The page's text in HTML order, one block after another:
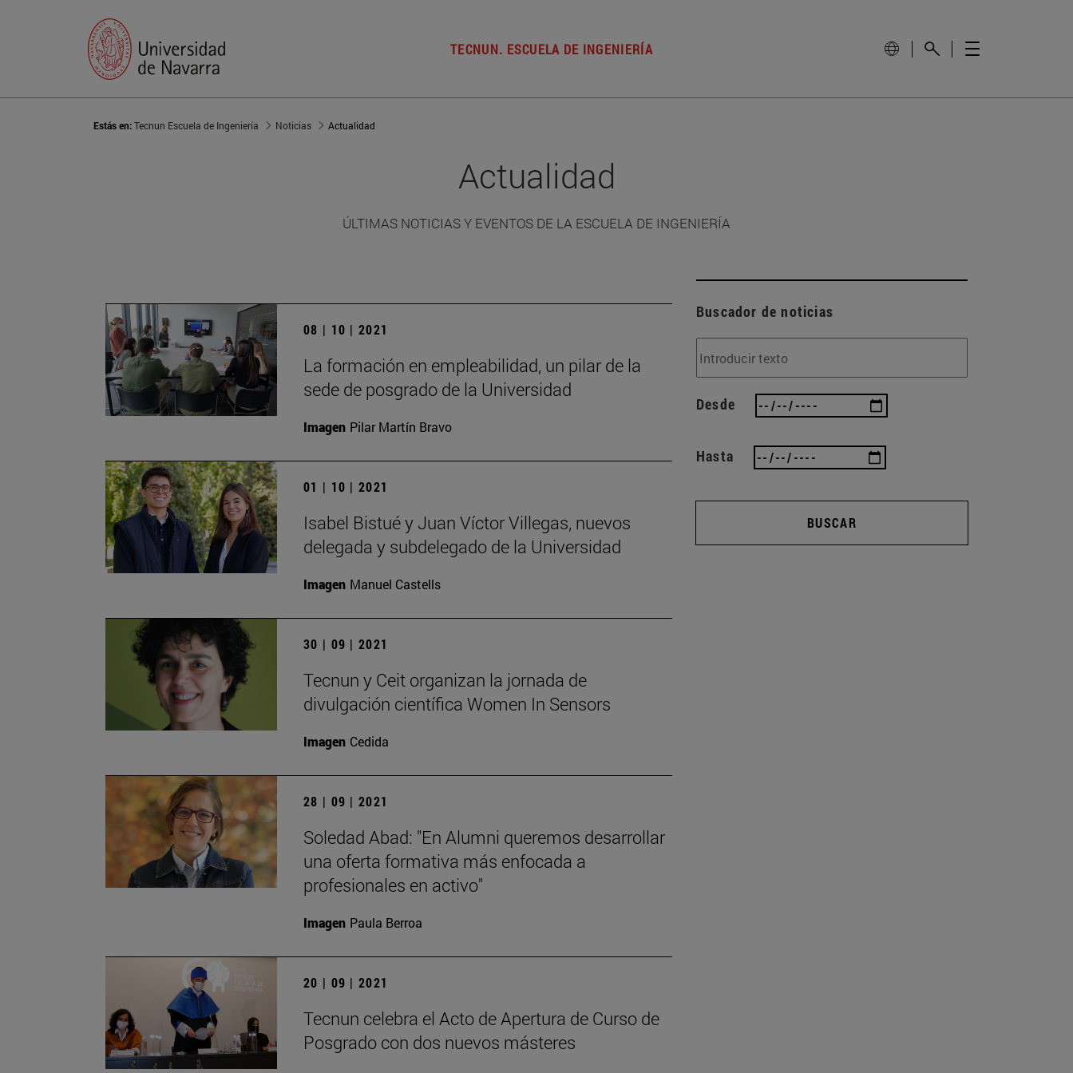
TECNUN. ESCUELA DE INGENIERÍA
Estás en:Tecnun Escuela de Ingeniería Noticias Actualidad
Actualidad
ÚLTIMAS NOTICIAS Y EVENTOS DE LA ESCUELA DE INGENIERÍA
08 | 10 | 2021
La formación en empleabilidad, un pilar de la
sede de posgrado de la Universidad
Imagen Pilar Martín Bravo
01 | 10 | 2021
Isabel Bistué y Juan Víctor Villegas, nuevos
delegada y subdelegado de la Universidad
Imagen Manuel Castells
30 | 09 | 2021
Tecnun y Ceit organizan la jornada de
divulgación científica Women In Sensors
Imagen Cedida
28 | 09 | 2021
Soledad Abad: "En Alumni queremos desarrollar
una oferta formativa más enfocada a
profesionales en activo"
Imagen Paula Berroa
20 | 09 | 2021
Tecnun celebra el Acto de Apertura de Curso de
Posgrado con dos nuevos másteres
Buscador de noticias
Desde
Hasta
BUSCAR